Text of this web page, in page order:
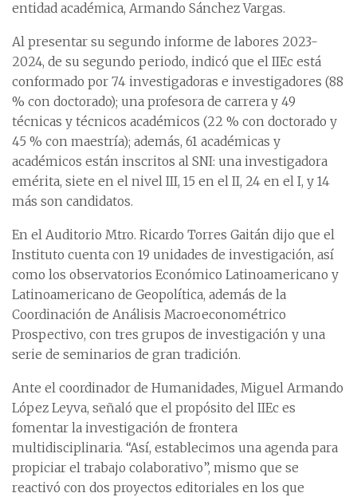
entidad académica, Armando Sánchez Vargas.
Al presentar su segundo informe de labores 2023-
2024, de su segundo periodo, indicó que el IIEc está
conformado por 74 investigadoras e investigadores (88
% con doctorado); una profesora de carrera y 49
técnicas y técnicos académicos (22 % con doctorado y
45 % con maestría); además, 61 académicas y
académicos están inscritos al SNI: una investigadora
emérita, siete en el nivel III, 15 en el II, 24 en el I, y 14
más son candidatos.
En el Auditorio Mtro. Ricardo Torres Gaitán dijo que el
Instituto cuenta con 19 unidades de investigación, así
como los observatorios Económico Latinoamericano y
Latinoamericano de Geopolítica, además de la
Coordinación de Análisis Macroeconométrico
Prospectivo, con tres grupos de investigación y una
serie de seminarios de gran tradición.
Ante el coordinador de Humanidades, Miguel Armando
López Leyva, señaló que el propósito del IIEc es
fomentar la investigación de frontera
multidisciplinaria. “Así, establecimos una agenda para
propiciar el trabajo colaborativo”, mismo que se
reactivó con dos proyectos editoriales en los que